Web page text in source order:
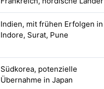
Indien, mit frühen Erfolgen in
Indore, Surat, Pune
Südkorea, potenzielle
Übernahme in Japan